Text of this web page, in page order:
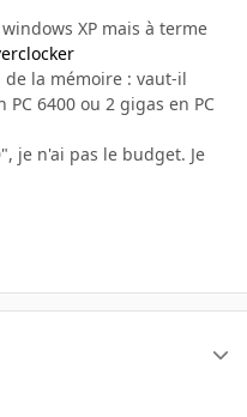
XP mais à terme
la mémoire : vaut-il
6400 ou 2 gigas en PC
je n'ai pas le budget. Je